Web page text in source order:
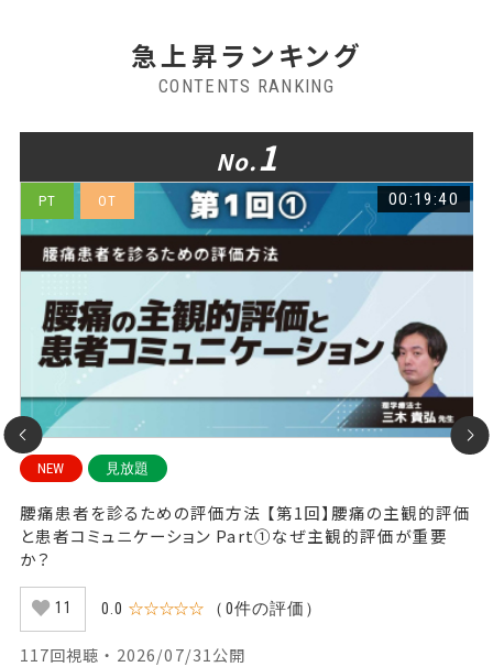
急上昇ランキング
CONTENTS RANKING
No.1
PT OT 00:19:40
NEW 見放題
腰痛患者を診るための評価方法 【第1回】腰痛の主観的評価
と患者コミュニケーション Part①なぜ主観的評価が重要
か？
11 0.0 ☆☆☆☆☆ （0件の評価）
117回視聴 ・ 2026/07/31公開